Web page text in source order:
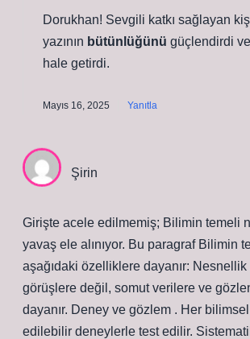
Dorukhan! Sevgili katkı sağlayan
yazının bütünlüğünü güçlendirdi
hale getirdi.
Mayıs 16, 2025 Yanıtla
Şirin
Girişte acele edilmemiş; Bilimin temeli
yavaş ele alınıyor. Bu paragraf Bilimin
aşağıdaki özelliklere dayanır:
görüşlere değil, somut verilere ve
dayanır. Deney ve gözlem . Her
edilebilir deneylerle test edilir.